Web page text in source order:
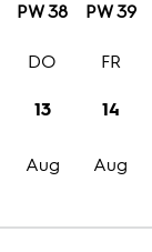
PW 38 PW 39
13
Aug
DO
14
Aug
FR